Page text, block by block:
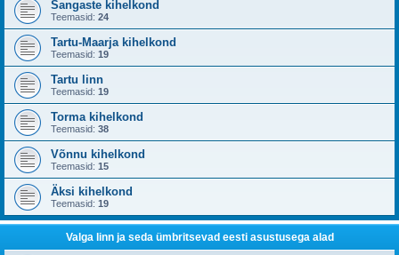
Sangaste kihelkond
Teemasid: 24
Tartu-Maarja kihelkond
Teemasid: 19
Tartu linn
Teemasid: 19
Torma kihelkond
Teemasid: 38
Võnnu kihelkond
Teemasid: 15
Äksi kihelkond
Teemasid: 19
Valga linn ja seda ümbritsevad eesti asustusega alad